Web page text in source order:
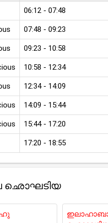
06:12 - 07:48
07:48 - 09:23
09:23 - 10:58
10:58 - 12:34
12:34 - 14:09
14:09 - 15:44
15:44 - 17:20
17:20 - 18:55
ഛൊഘടിയ